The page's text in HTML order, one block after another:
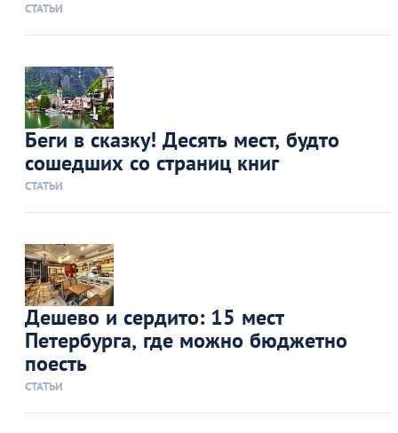
СТАТЬИ
Беги в сказку! Десять мест, будто
сошедших со страниц книг
СТАТЬИ
Дешево и сердито: 15 мест
Петербурга, где можно бюджетно
поесть
СТАТЬИ